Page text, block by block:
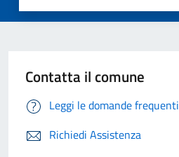
Contatta il comune
Leggi le domande frequenti
Richiedi Assistenza